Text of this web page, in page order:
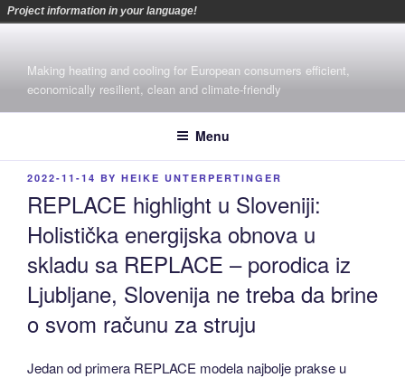
contentMaking heating and cooling for European consumers efficient,
economically resilient, clean and climate-friendly
Menu
POSTED
2022-11-14 BY HEIKE UNTERPERTINGER
REPLACE highlight u Sloveniji:
Holistička energijska obnova u
skladu sa REPLACE – porodica iz
Ljubljane, Slovenija ne treba da brine
o svom računu za struju
Jedan od primera REPLACE modela najbolje prakse u
Project information in your language!